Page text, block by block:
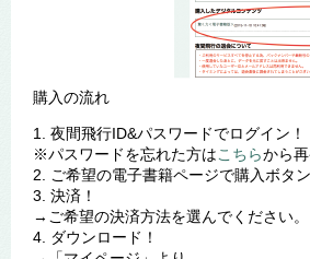
購入の流れ
1. 夜間飛行ID&パスワードでログイン！
※パスワードを忘れた方はこちらから
2. ご希望の電子書籍ページで購入ボタ
3. 決済！
→ご希望の決済方法を選んでください。
4. ダウンロード！